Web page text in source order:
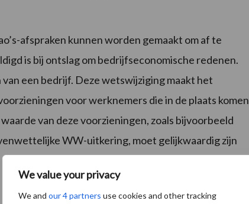
We value your privacy
We and our 4 partners use cookies and other tracking
afspraken kunnen worden gemaakt om af te
is bij ontslag om bedrijfseconomische redenen.
een bedrijf. Deze wetswijziging maakt het
voor werknemers die in de plaats komen
van deze voorzieningen, zoals bijvoorbeeld
WW-uitkering, moet gelijkwaardig zijn